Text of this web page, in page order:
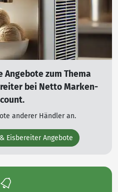
zum Thema
bei Netto Marken-
anderer Händler an.
Eisbereiter Angebote